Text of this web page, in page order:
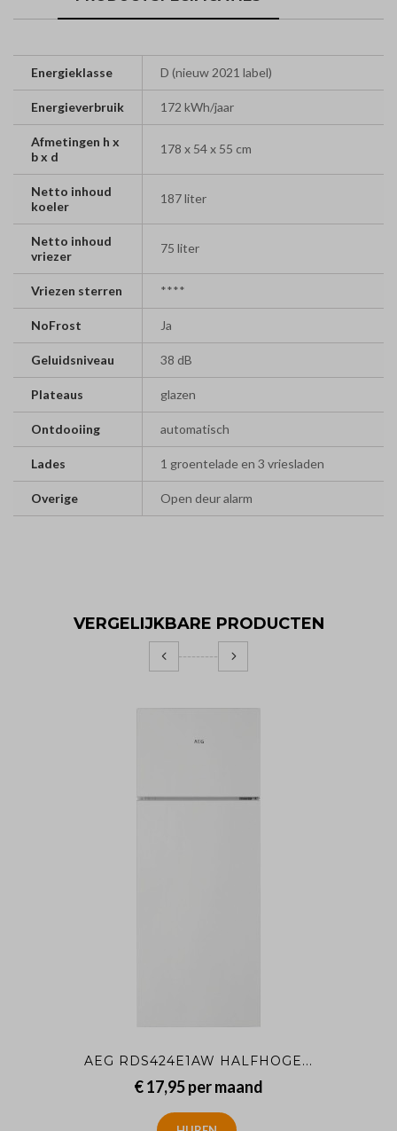
Energieklasse D (nieuw 2021 label)
Energieverbruik 172 kWh/jaar
Afmetingen h x
b x d
178 x 54 x 55 cm
Netto inhoud
koeler
187 liter
Netto inhoud
vriezer
75 liter
Vriezen sterren ****
NoFrost Ja
Geluidsniveau 38 dB
Plateaus glazen
Ontdooiing automatisch
Lades 1 groentelade en 3 vriesladen
Overige Open deur alarm
VERGELIJKBARE PRODUCTEN
AEG RDS424E1AW HALFHOGE...
€ 17,95per maand